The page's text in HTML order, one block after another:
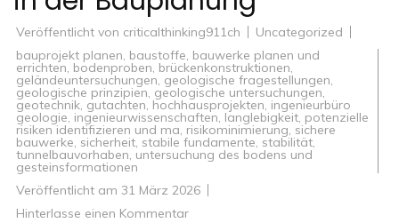
Veröffentlicht von criticalthinking911ch
Uncategorized
bauprojekt planen, baustoffe, bauwerke planen und
errichten, bodenproben, brückenkonstruktionen,
geländeuntersuchungen, geologische fragestellungen,
geologische prinzipien, geologische untersuchungen,
geotechnik, gutachten, hochhausprojekten, ingenieurbüro
geologie, ingenieurwissenschaften, langlebigkeit, potenzielle
risiken identifizieren und ma, risikominimierung, sichere
bauwerke, sicherheit, stabile fundamente, stabilität,
tunnelbauvorhaben, untersuchung des bodens und
gesteinsformationen
Veröffentlicht am 31 März 2026
Hinterlasse einen Kommentarzu